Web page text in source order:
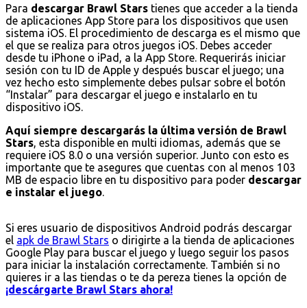
Para descargar Brawl Stars tienes que acceder a la tienda
de aplicaciones App Store para los dispositivos que usen
sistema iOS. El procedimiento de descarga es el mismo que
el que se realiza para otros juegos iOS. Debes acceder
desde tu iPhone o iPad, a la App Store. Requerirás iniciar
sesión con tu ID de Apple y después buscar el juego; una
vez hecho esto simplemente debes pulsar sobre el botón
“Instalar” para descargar el juego e instalarlo en tu
dispositivo iOS.
Aquí siempre descargarás la última versión de Brawl
Stars, esta disponible en multi idiomas, además que se
requiere iOS 8.0 o una versión superior. Junto con esto es
importante que te asegures que cuentas con al menos 103
MB de espacio libre en tu dispositivo para poder descargar
e instalar el juego.
Si eres usuario de dispositivos Android podrás descargar
el apk de Brawl Stars o dirigirte a la tienda de aplicaciones
Google Play para buscar el juego y luego seguir los pasos
para iniciar la instalación correctamente. También si no
quieres ir a las tiendas o te da pereza tienes la opción de
¡descárgarte Brawl Stars ahora!